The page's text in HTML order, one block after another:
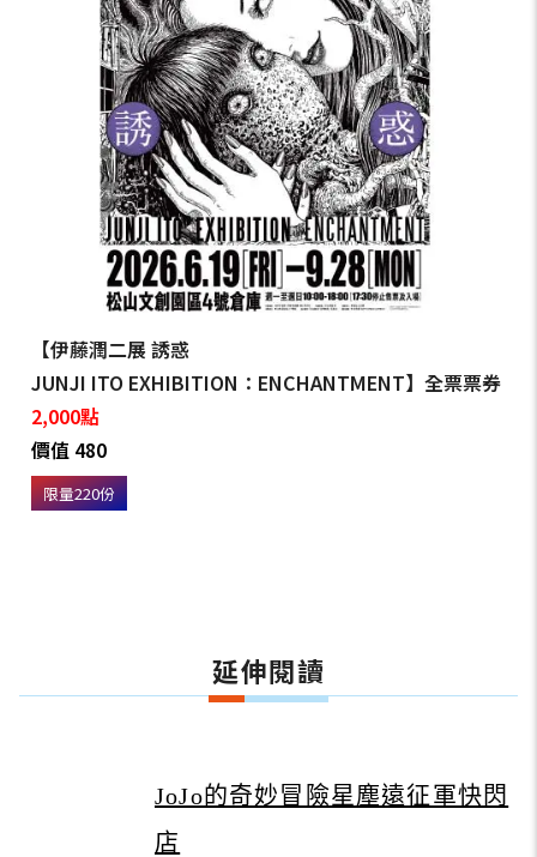
【伊藤潤二展 誘惑
JUNJI ITO EXHIBITION：ENCHANTMENT】全票票券
2,000點
價值 480
限量220份
延伸閱讀
JoJo的奇妙冒險星塵遠征軍快閃
店